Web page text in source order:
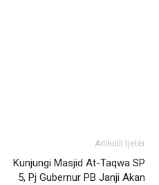
Artikulli tjetër
Kunjungi Masjid At-Taqwa SP
5, Pj Gubernur PB Janji Akan